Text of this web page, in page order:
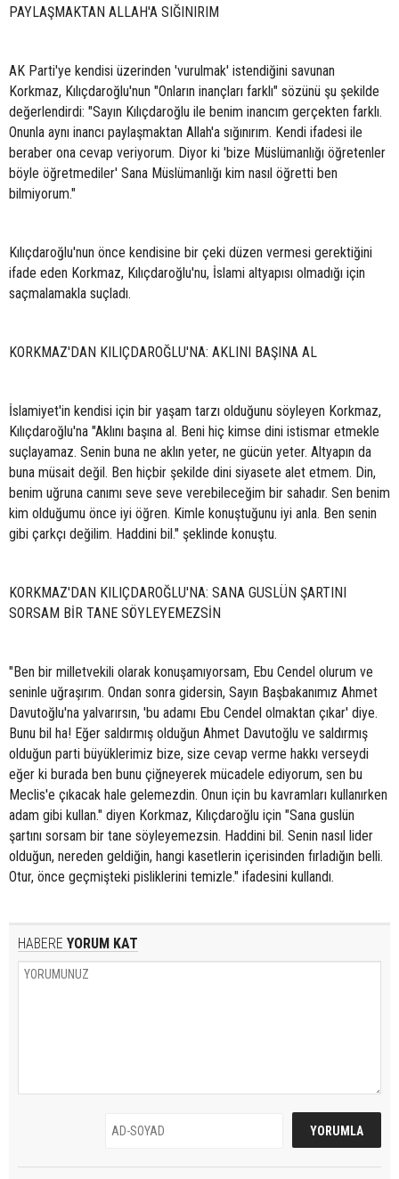
PAYLAŞMAKTAN ALLAH'A SIĞINIRIM
AK Parti'ye kendisi üzerinden 'vurulmak' istendiğini savunan
Korkmaz, Kılıçdaroğlu'nun "Onların inançları farklı" sözünü şu şekilde
değerlendirdi: "Sayın Kılıçdaroğlu ile benim inancım gerçekten farklı.
Onunla aynı inancı paylaşmaktan Allah'a sığınırım. Kendi ifadesi ile
beraber ona cevap veriyorum. Diyor ki 'bize Müslümanlığı öğretenler
böyle öğretmediler' Sana Müslümanlığı kim nasıl öğretti ben
bilmiyorum."
Kılıçdaroğlu'nun önce kendisine bir çeki düzen vermesi gerektiğini
ifade eden Korkmaz, Kılıçdaroğlu'nu, İslami altyapısı olmadığı için
saçmalamakla suçladı.
KORKMAZ'DAN KILIÇDAROĞLU'NA: AKLINI BAŞINA AL
İslamiyet'in kendisi için bir yaşam tarzı olduğunu söyleyen Korkmaz,
Kılıçdaroğlu'na "Aklını başına al. Beni hiç kimse dini istismar etmekle
suçlayamaz. Senin buna ne aklın yeter, ne gücün yeter. Altyapın da
buna müsait değil. Ben hiçbir şekilde dini siyasete alet etmem. Din,
benim uğruna canımı seve seve verebileceğim bir sahadır. Sen benim
kim olduğumu önce iyi öğren. Kimle konuştuğunu iyi anla. Ben senin
gibi çarkçı değilim. Haddini bil." şeklinde konuştu.
KORKMAZ'DAN KILIÇDAROĞLU'NA: SANA GUSLÜN ŞARTINI
SORSAM BİR TANE SÖYLEYEMEZSİN
"Ben bir milletvekili olarak konuşamıyorsam, Ebu Cendel olurum ve
seninle uğraşırım. Ondan sonra gidersin, Sayın Başbakanımız Ahmet
Davutoğlu'na yalvarırsın, 'bu adamı Ebu Cendel olmaktan çıkar' diye.
Bunu bil ha! Eğer saldırmış olduğun Ahmet Davutoğlu ve saldırmış
olduğun parti büyüklerimiz bize, size cevap verme hakkı verseydi
eğer ki burada ben bunu çiğneyerek mücadele ediyorum, sen bu
Meclis'e çıkacak hale gelemezdin. Onun için bu kavramları kullanırken
adam gibi kullan." diyen Korkmaz, Kılıçdaroğlu için "Sana guslün
şartını sorsam bir tane söyleyemezsin. Haddini bil. Senin nasıl lider
olduğun, nereden geldiğin, hangi kasetlerin içerisinden fırladığın belli.
Otur, önce geçmişteki pisliklerini temizle." ifadesini kullandı.
HABERE YORUM KAT